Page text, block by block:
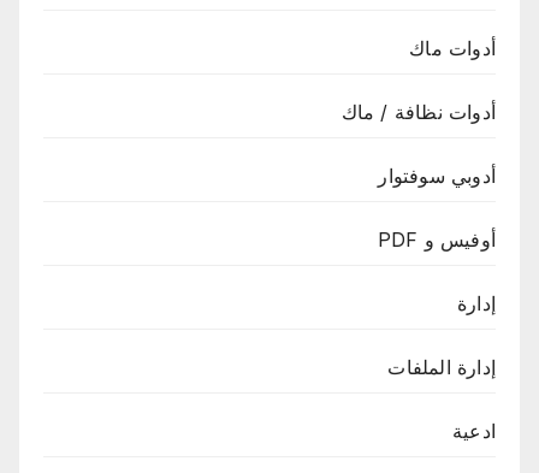
أدوات ماك
أدوات نظافة / ماك
أدوبي سوفتوار
أوفيس و PDF
إدارة
إدارة الملفات
ادعية